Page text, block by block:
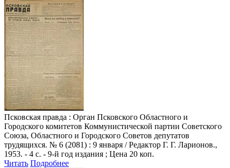
Псковская правда : Орган Псковского Областного и
Городского комитетов Коммунистической партии Советского
Союза, Областного и Городского Советов депутатов
трудящихся. № 6 (2081) : 9 января / Редактор Г. Г. Ларионов.,
1953. - 4 с. - 9-й год издания ; Цена 20 коп.
Читать Подробнее